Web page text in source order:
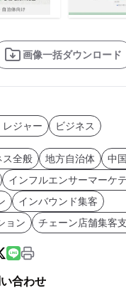
画像一括ダウンロード
レジャー ビジネス
ス全般 地方自治体
中
インフルエンサーマーケ
インバウンド集客
ョン
チェーン店舗集客
合わせ